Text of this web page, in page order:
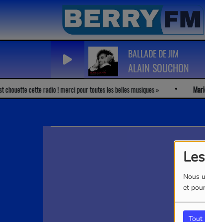
Nous
et
Tout
BALLADE DE JIM
ALAIN SOUCHON
cette radio ! merci pour toutes les belles musiques Marion